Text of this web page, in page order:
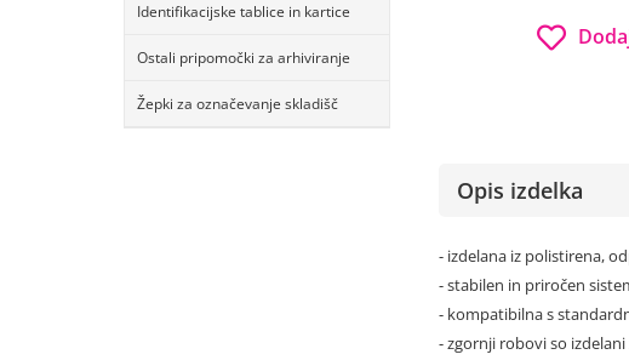
Identifikacijske tablice in kartice
Ostali pripomočki za arhiviranje
Žepki za označevanje skladišč
Opis izdelka
- izdelana iz polistirena,
- stabilen in priročen
- kompatibilna s
- zgornji robovi so